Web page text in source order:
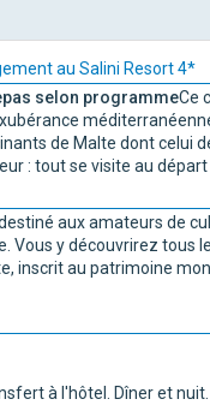
au Salini Resort 4*
selon programmeCe
de Malte dont celui
: tout se visite au
aux amateurs de
Vous y découvrirez tous
inscrit au patrimoine
à l'hôtel. Dîner et nuit.